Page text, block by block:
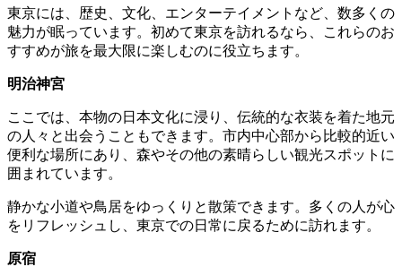
東京には、歴史、文化、エンターテイメントなど、数多くの
魅力が眠っています。初めて東京を訪れるなら、これらのお
すすめが旅を最大限に楽しむのに役立ちます。
明治神宮
ここでは、本物の日本文化に浸り、伝統的な衣装を着た地元
の人々と出会うこともできます。市内中心部から比較的近い
便利な場所にあり、森やその他の素晴らしい観光スポットに
囲まれています。
静かな小道や鳥居をゆっくりと散策できます。多くの人が心
をリフレッシュし、東京での日常に戻るために訪れます。
原宿